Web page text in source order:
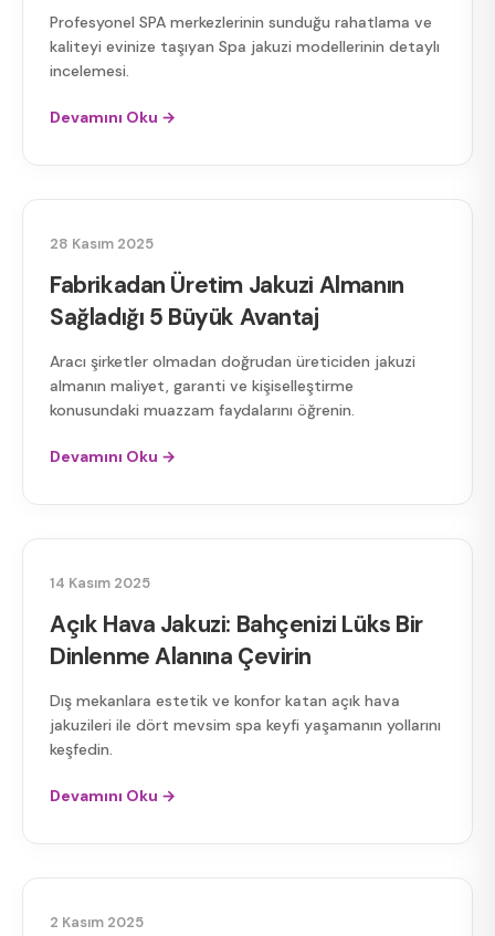
Profesyonel SPA merkezlerinin sunduğu rahatlama ve
kaliteyi evinize taşıyan Spa jakuzi modellerinin detaylı
incelemesi.
Devamını Oku →
28 Kasım 2025
Fabrikadan Üretim Jakuzi Almanın
Sağladığı 5 Büyük Avantaj
Aracı şirketler olmadan doğrudan üreticiden jakuzi
almanın maliyet, garanti ve kişiselleştirme
konusundaki muazzam faydalarını öğrenin.
Devamını Oku →
14 Kasım 2025
Açık Hava Jakuzi: Bahçenizi Lüks Bir
Dinlenme Alanına Çevirin
Dış mekanlara estetik ve konfor katan açık hava
jakuzileri ile dört mevsim spa keyfi yaşamanın yollarını
keşfedin.
Devamını Oku →
2 Kasım 2025